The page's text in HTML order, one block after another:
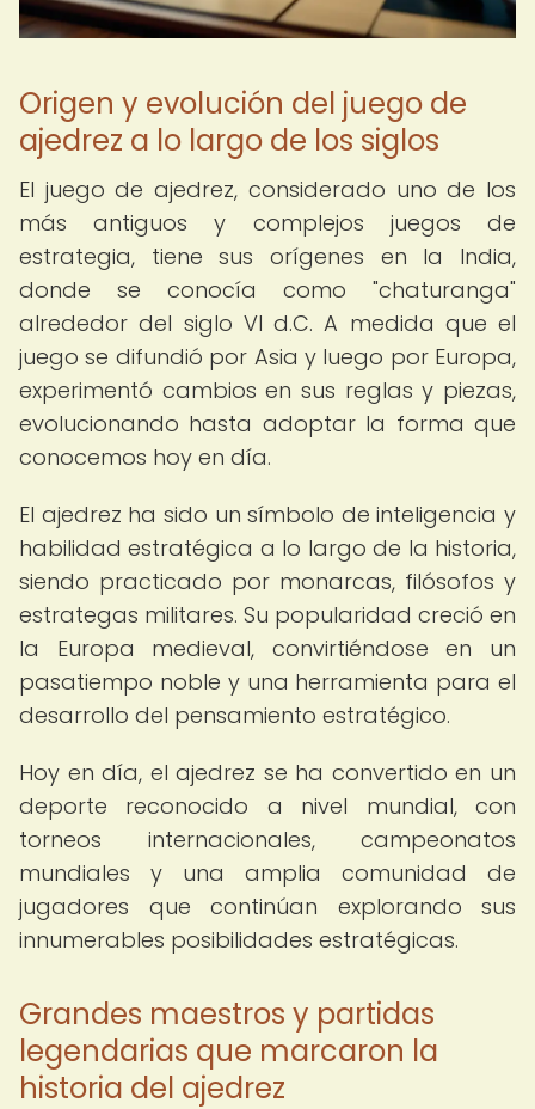
Origen y evolución del juego de
ajedrez a lo largo de los siglos
El juego de ajedrez, considerado uno de los
más antiguos y complejos juegos de
estrategia, tiene sus orígenes en la India,
donde se conocía como "chaturanga"
alrededor del siglo VI d.C. A medida que el
juego se difundió por Asia y luego por Europa,
experimentó cambios en sus reglas y piezas,
evolucionando hasta adoptar la forma que
conocemos hoy en día.
El ajedrez ha sido un símbolo de inteligencia y
habilidad estratégica a lo largo de la historia,
siendo practicado por monarcas, filósofos y
estrategas militares. Su popularidad creció en
la Europa medieval, convirtiéndose en un
pasatiempo noble y una herramienta para el
desarrollo del pensamiento estratégico.
Hoy en día, el ajedrez se ha convertido en un
deporte reconocido a nivel mundial, con
torneos internacionales, campeonatos
mundiales y una amplia comunidad de
jugadores que continúan explorando sus
innumerables posibilidades estratégicas.
Grandes maestros y partidas
legendarias que marcaron la
historia del ajedrez